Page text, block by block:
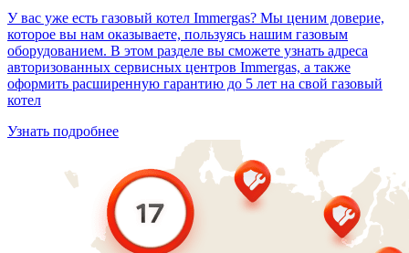
У вас уже есть газовый котел Immergas? Мы ценим доверие,
которое вы нам оказываете, пользуясь нашим газовым
оборудованием. В этом разделе вы сможете узнать адреса
авторизованных сервисных центров Immergas, а также
оформить расширенную гарантию до 5 лет на свой газовый
котел
Узнать подробнее